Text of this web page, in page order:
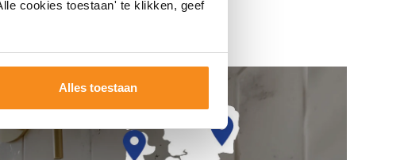
cookies toestaan' te klikken, geef
Alles toestaan